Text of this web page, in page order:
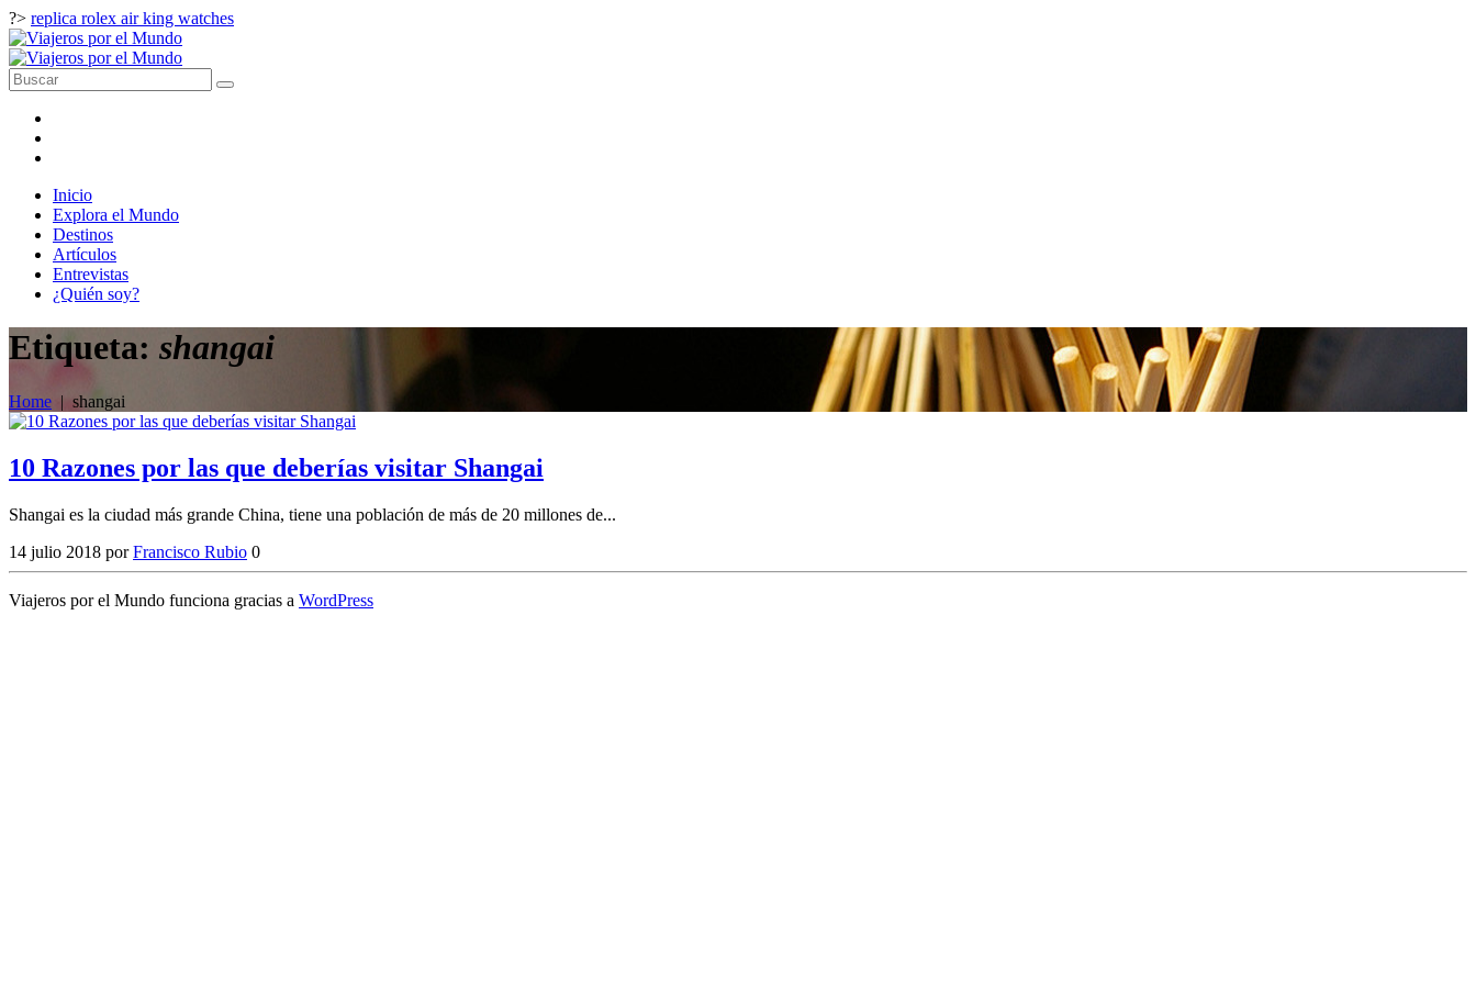
?> replica rolex air king watches
Inicio
Explora el Mundo
Destinos
Artículos
Entrevistas
¿Quién soy?
Etiqueta: shangai
Home |shangai
10 Razones por las que deberías visitar Shangai
Shangai es la ciudad más grande China, tiene una población de más de 20 millones de...
14 julio 2018 porFrancisco Rubio 0
Viajeros por el Mundo funciona gracias a WordPress